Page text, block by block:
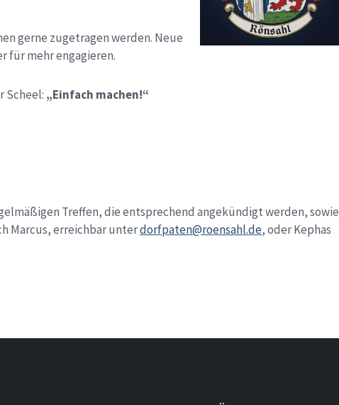
gerne zugetragen werden. Neue
für mehr engagieren.
Scheel: „Einfach machen!“
Treffen, die entsprechend angekündigt werden, sowie
Marcus, erreichbar unterdorfpaten@roensahl.de, oder Kephas